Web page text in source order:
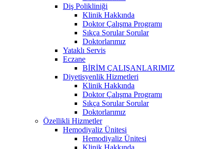
Diş Polikliniği
Klinik Hakkında
Doktor Çalışma Programı
Sıkça Sorular Sorular
Doktorlarımız
Yataklı Servis
Eczane
BİRİM ÇALIŞANLARIMIZ
Diyetisyenlik Hizmetleri
Klinik Hakkında
Doktor Çalışma Programı
Sıkça Sorular Sorular
Doktorlarımız
Özellikli Hizmetler
Hemodiyaliz Ünitesi
Hemodiyaliz Ünitesi
Klinik Hakkında